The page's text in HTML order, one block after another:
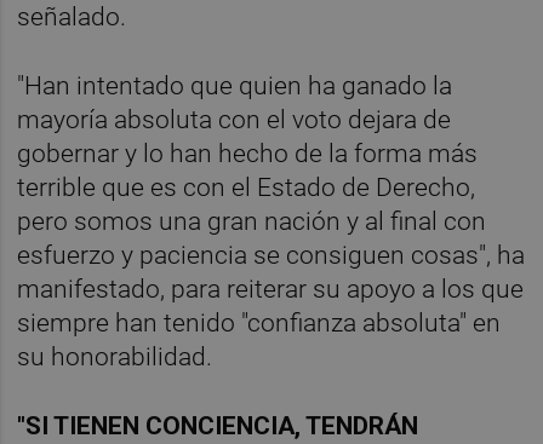
señalado.
"Han intentado que quien ha ganado la
mayoría absoluta con el voto dejara de
gobernar y lo han hecho de la forma más
terrible que es con el Estado de Derecho,
pero somos una gran nación y al final con
esfuerzo y paciencia se consiguen cosas", ha
manifestado, para reiterar su apoyo a los que
siempre han tenido "confianza absoluta" en
su honorabilidad.
"SI TIENEN CONCIENCIA, TENDRÁN